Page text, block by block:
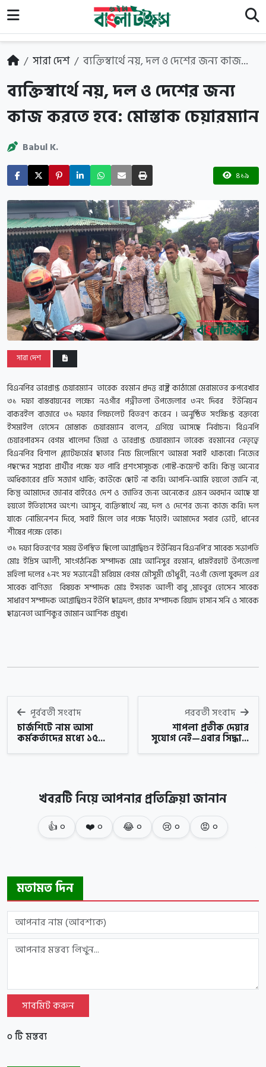
সারা দেশ ব্যক্তিস্বার্থে নয়, দল ও দেশের জন্য কাজ...
ব্যক্তিস্বার্থে নয়, দল ও দেশের জন্য
কাজ করতে হবে: মোস্তাক চেয়ারম্যান
Babul K.
৪১৯
সারা দেশ
বিএনপির ভারপ্রাপ্ত চেয়ারম্যান তারেক রহমান প্রদত্ত রাষ্ট্র কাঠামো মেরামতের রুপরেখার
৩১ দফা বাস্তবায়নের লক্ষ্যে নওগাঁর পত্নীতলা উপজেলার ৩নং দিবর ইউনিয়ন
বাকরইল বাজারে ৩১ দফার লিফলেট বিতরণ করেন । অনুষ্ঠিত সংক্ষিপ্ত বক্তব্যে
ইসমাইল হোসেন মোস্তাক চেয়ারম্যান বলেন, এগিয়ে আসছে নির্বাচন। বিএনপি
চেয়ারপারসন বেগম খালেদা জিয়া ও ভারপ্রাপ্ত চেয়ারম্যান তারেক রহমানের নেতৃত্বে
বিএনপির বিশাল প্ল্যাটফর্মের ছাতার নিচে মিলেমিশে আমরা সবাই থাকবো। নিজের
পছন্দের সম্ভাব্য প্রার্থীর পক্ষে যত পারি প্রশংসাসূচক পোস্ট-কমেন্ট করি। কিন্তু অন্যের
অধিকারের প্রতি সজাগ থাকি; কাউকে ছোট না করি। আপনি-আমি হয়তো জানি না,
কিন্তু আমাদের জানার বাইরেও দেশ ও জাতির জন্য অনেকের এমন অবদান আছে যা
হয়তো ইতিহাসের অংশ। আসুন, ব্যক্তিস্বার্থে নয়, দল ও দেশের জন্য কাজ করি। দল
যাকে নোমিনেশন দিবে, সবাই মিলে তার পক্ষে দাঁড়াই। আমাদের সবার ভোট, ধানের
শীষের পক্ষে হোক।
৩১ দফা বিতরণের সময় উপস্থিত ছিলো আগ্রাদ্বিগুন ইউনিয়ন বিএনপি’র সাবেক সভাপতি
মোঃ ইদ্রিস আলী, সাংগঠনিক সম্পাদক মোঃ আনিসুর রহমান, ধামইরহাট উপজেলা
মহিলা দলের ১নং সহ সভানেত্রী মরিয়ম বেগম মৌসুমী চৌধুরী, নওগাঁ জেলা যুবদল এর
সাবেক বাণিজ্য বিষয়ক সম্পাদক মোঃ ইসহাক আলী বাবু ,মাহবুর হোসেন সাবেক
সাধারণ সম্পাদক আগ্রাদ্বিগুন ইউপি ছাত্রদল, প্রচার সম্পাদক রিয়াদ হাসান সনি ও সাবেক
ছাত্রনেতা আশিকুর জামান আশিক প্রমুখ।
পূর্ববর্তী সংবাদ
চার্জশিটে নাম আসা
কর্মকর্তাদের মধ্যে ১৫...
পরবর্তী সংবাদ
শাপলা প্রতীক দেয়ার
সুযোগ নেই—এবার সিদ্ধা...
খবরটি নিয়ে আপনার প্রতিক্রিয়া জানান
👍০ ❤️০ 😂০ 😢০ 😡০
মতামত দিন
সাবমিট করুন
০ টি মন্তব্য